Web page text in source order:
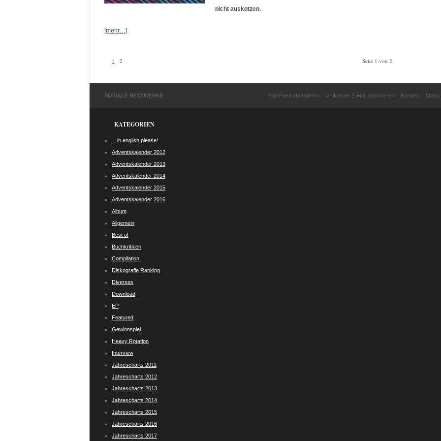
nicht auskotzen.
[mehr…]
1 2 Seite 1 von 2
SOZIALE NETZWERKE RSS-Feed abonnieren Artikel per E-Mail abonnieren Kontakt About
KATEGORIEN
…in english please!
Adventskalender 2012
Adventskalender 2013
Adventskalender 2014
Adventskalender 2015
Adventskalender 2016
Album
Allgemein
Best of
Buchkritiken
Compilation
Diskografie Ranking
Diverses
Download
EP
Featured
Gewinnspiel
Heavy Rotation
Interview
Jahrescharts 2011
Jahrescharts 2012
Jahrescharts 2013
Jahrescharts 2014
Jahrescharts 2015
Jahrescharts 2016
Jahrescharts 2017